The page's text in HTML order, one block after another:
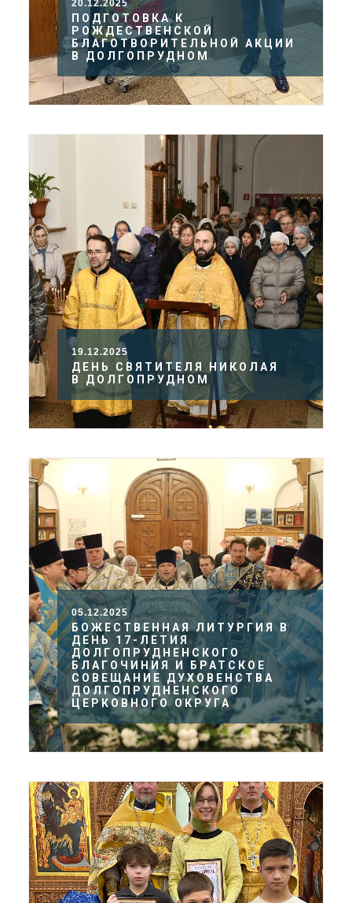
20.12.2025
ПОДГОТОВКА К
РОЖДЕСТВЕНСКОЙ
БЛАГОТВОРИТЕЛЬНОЙ АКЦИИ
В ДОЛГОПРУДНОМ
19.12.2025
ДЕНЬ СВЯТИТЕЛЯ НИКОЛАЯ
В ДОЛГОПРУДНОМ
05.12.2025
БОЖЕСТВЕННАЯ ЛИТУРГИЯ В
ДЕНЬ 17-ЛЕТИЯ
ДОЛГОПРУДНЕНСКОГО
БЛАГОЧИНИЯ И БРАТСКОЕ
СОВЕЩАНИЕ ДУХОВЕНСТВА
ДОЛГОПРУДНЕНСКОГО
ЦЕРКОВНОГО ОКРУГА